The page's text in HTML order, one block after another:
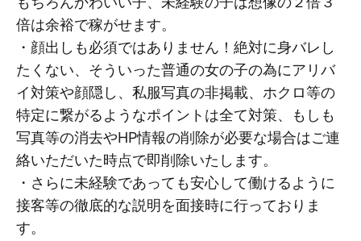
倍は余裕で稼がせます。
・顔出しも必須ではありません！絶対に身バレし
たくない、そういった普通の女の子の為にアリバ
イ対策や顔隠し、私服写真の非掲載、ホクロ等の
特定に繋がるようなポイントは全て対策、もしも
写真等の消去やHP情報の削除が必要な場合はご連
絡いただいた時点で即削除いたします。
・さらに未経験であっても安心して働けるように
接客等の徹底的な説明を面接時に行っておりま
す。